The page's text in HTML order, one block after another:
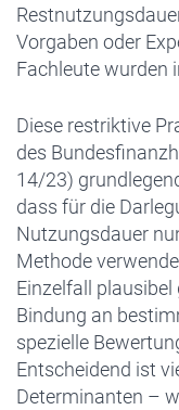
Vorgaben oder
Fachleute wurden
Diese restriktive
des
14/23)
dass für die
Nutzungsdauer
Methode
Einzelfall
Bindung an
spezielle
Entscheidend ist
Determinanten –